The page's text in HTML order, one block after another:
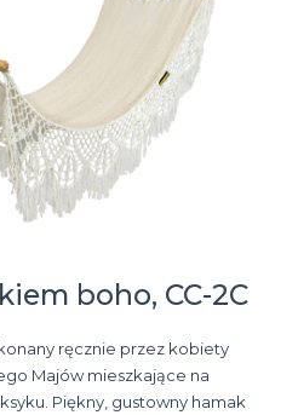
boho, CC-2C
ręcznie przez kobiety
Majów mieszkające na
Piękny, gustowny hamak